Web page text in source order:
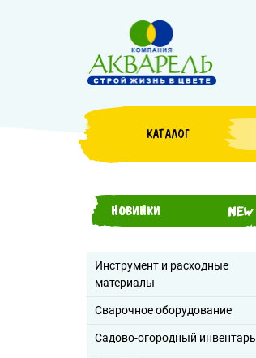
КАТАЛОГ
НОВИНКИ
Инструмент и расходные
материалы
Сварочное оборудование
Садово-огородный инвентарь